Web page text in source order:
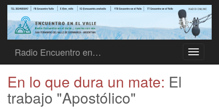
Toggle
Radio Encuentro en…
En lo que dura un mate: El
trabajo "Apostólico"